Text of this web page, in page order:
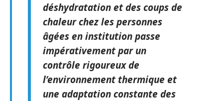
déshydratation et des coups de
chaleur chez les personnes
âgées en institution passe
impérativement par un
contrôle rigoureux de
l’environnement thermique et
une adaptation constante des